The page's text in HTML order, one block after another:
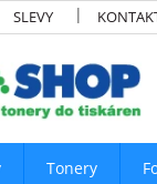
SLEVY
Tonery